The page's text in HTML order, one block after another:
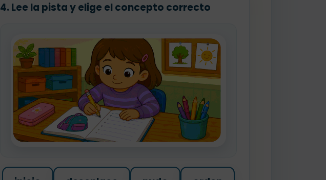
4. Lee la pista y elige el concepto correcto